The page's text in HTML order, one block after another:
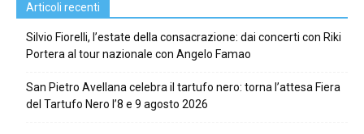
Articoli recenti
Silvio Fiorelli, l’estate della consacrazione: dai concerti con Riki
Portera al tour nazionale con Angelo Famao
San Pietro Avellana celebra il tartufo nero: torna l’attesa Fiera
del Tartufo Nero l’8 e 9 agosto 2026